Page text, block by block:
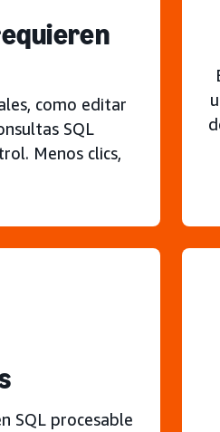
como editar
SQL
Menos clics,
SQL procesable